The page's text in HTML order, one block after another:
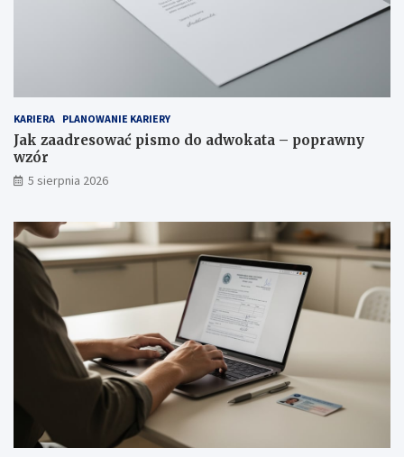
KARIERA PLANOWANIE KARIERY
Jak zaadresować pismo do adwokata – poprawny
wzór
5 sierpnia 2026